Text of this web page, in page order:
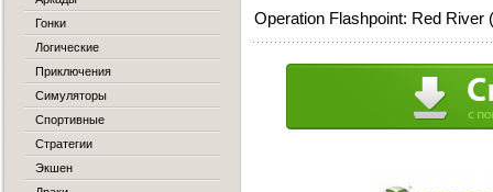
Operation Flashpoint: Red River
Гонки
Логические
Приключения
Симуляторы
Спортивные
Стратегии
Экшен